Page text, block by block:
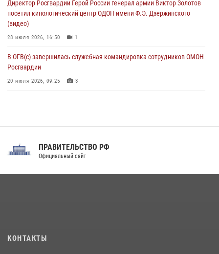
крупная нарколаборатория
Директор Росгвардии Герой России генерал армии Виктор Золотов
посетил кинологический центр ОДОН имени Ф.Э. Дзержинского
(видео)
28 июля 2026, 16:50 1
В ОГВ(с) завершилась служебная командировка сотрудников ОМОН
Росгвардии
20 июля 2026, 09:25 3
Праздник «Один день с Росгвардией» к 105-летию Центрального
ПРАВИТЕЛЬСТВО РФ
Официальный сайт
КОНТАКТЫ